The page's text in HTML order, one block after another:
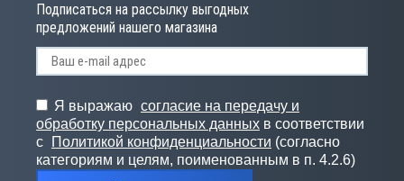
Подписаться на рассылку выгодных
предложений нашего магазина
Я выражаю согласие на передачу и
обработку персональных данных в соответствии
с
Политикой конфиденциальности (согласно
категориям и целям, поименованным в п. 4.2.6)